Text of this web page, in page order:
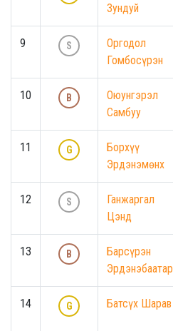
Зундуй
9 S
Оргодол
Гомбосүрэн
10 B
Оюунгэрэл
Самбуу
11 G
Борхүү
Эрдэнэмөнх
12 S
Ганжаргал
Цэнд
13 B
Барсүрэн
Эрдэнэбаатар
14 G Батсүх Шарав